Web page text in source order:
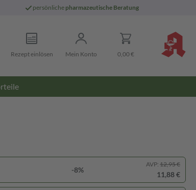
persönliche pharmazeutische Beratung
Rezept einlösen Mein Konto 0,00 €
-8%
AVP: 12,95 €
11,88 €